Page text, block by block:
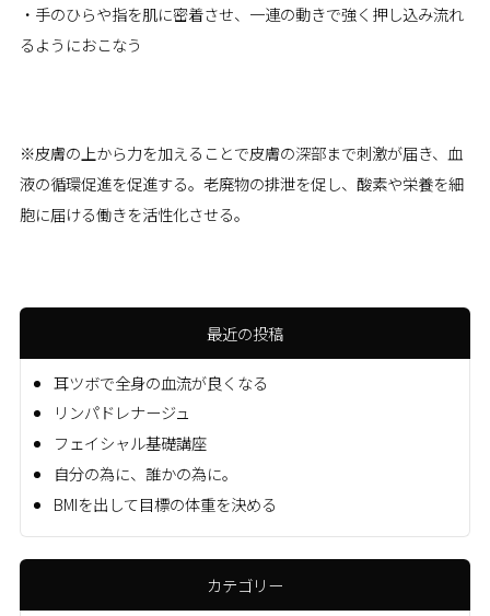
・手のひらや指を肌に密着させ、一連の動きで強く押し込み流れ
るようにおこなう
※皮膚の上から力を加えることで皮膚の深部まで刺激が届き、血
液の循環促進を促進する。老廃物の排泄を促し、酸素や栄養を細
胞に届ける働きを活性化させる。
最近の投稿
耳ツボで全身の血流が良くなる
リンパドレナージュ
フェイシャル基礎講座
自分の為に、誰かの為に。
BMIを出して目標の体重を決める
カテゴリー